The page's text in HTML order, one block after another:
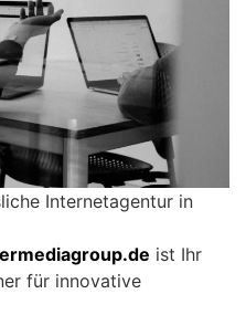
Internetagentur in
ist Ihr
für innovative